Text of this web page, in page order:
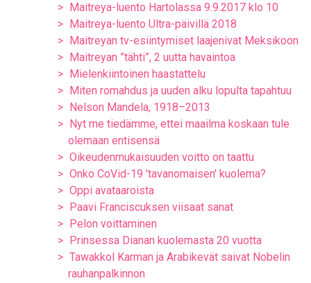
Maitreya-luento Hartolassa 9.9.2017 klo 10
Maitreya-luento Ultra-päivillä 2018
Maitreyan tv-esiintymiset laajenivat Meksikoon
Maitreyan ”tähti”, 2 uutta havaintoa
Mielenkiintoinen haastattelu
Miten romahdus ja uuden alku lopulta tapahtuu
Nelson Mandela, 1918–2013
Nyt me tiedämme, ettei maailma koskaan tule
olemaan entisensä
Oikeudenmukaisuuden voitto on taattu
Onko CoVid-19 'tavanomaisen' kuolema?
Oppi avataaroista
Paavi Franciscuksen viisaat sanat
Pelon voittaminen
Prinsessa Dianan kuolemasta 20 vuotta
Tawakkol Karman ja Arabikevät saivat Nobelin
rauhanpalkinnon